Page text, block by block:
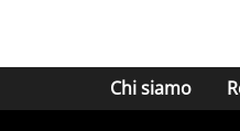
Chi siamo